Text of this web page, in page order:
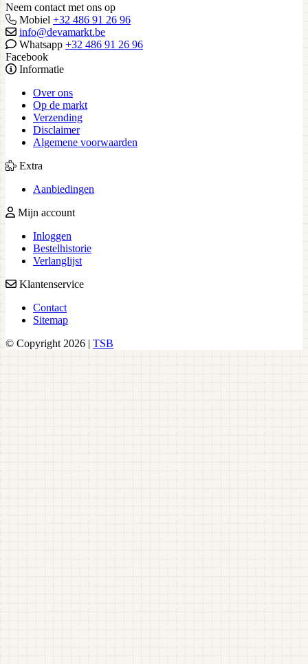
Neem contact met ons op
Mobiel +32 486 91 26 96
info@devamarkt.be
Whatsapp +32 486 91 26 96
Facebook
Informatie
Over ons
Op de markt
Verzending
Disclaimer
Algemene voorwaarden
Extra
Aanbiedingen
Mijn account
Inloggen
Bestelhistorie
Verlanglijst
Klantenservice
Contact
Sitemap
© Copyright 2026 | TSB